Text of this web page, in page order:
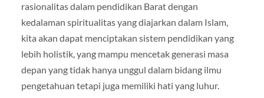
rasionalitas dalam pendidikan Barat dengan
kedalaman spiritualitas yang diajarkan dalam Islam,
kita akan dapat menciptakan sistem pendidikan yang
lebih holistik, yang mampu mencetak generasi masa
depan yang tidak hanya unggul dalam bidang ilmu
pengetahuan tetapi juga memiliki hati yang luhur.